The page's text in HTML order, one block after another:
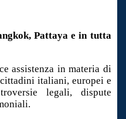
Pattaya e in tutta
assistenza in materia di
italiani, europei e
legali, dispute